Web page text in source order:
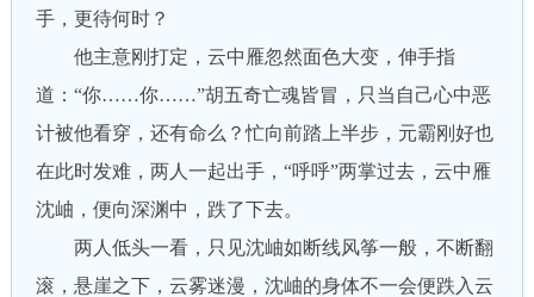
手，更待何时？
他主意刚打定，云中雁忽然面色大变，伸手指
道：“你……你……”胡五奇亡魂皆冒，只当自己心中恶
计被他看穿，还有命么？忙向前踏上半步，元霸刚好也
在此时发难，两人一起出手，“呼呼”两掌过去，云中雁
沈岫，便向深渊中，跌了下去。
两人低头一看，只见沈岫如断线风筝一般，不断翻
滚，悬崖之下，云雾迷漫，沈岫的身体不一会便跌入云